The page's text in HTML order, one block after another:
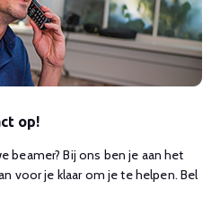
op!
beamer? Bij ons ben je aan het
voor je klaar om je te helpen. Bel